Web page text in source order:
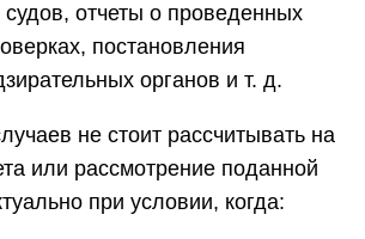
отчеты о проведенных
постановления
органов и т. д.
не стоит рассчитывать на
или рассмотрение поданной
при условии, когда: